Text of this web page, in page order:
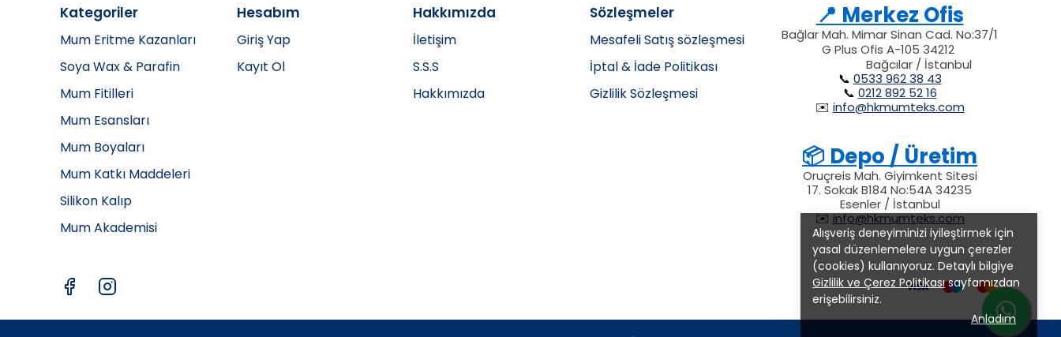
Alışveriş deneyiminizi iyileştirmek için
yasal düzenlemelere uygun çerezler
(cookies) kullanıyoruz. Detaylı bilgiye
Gizlilik ve Çerez Politikasısayfamızdan
erişebilirsiniz.
Anladım
Kategoriler
Mum Eritme Kazanları
Soya Wax & Parafin
Mum Fitilleri
Mum Esansları
Mum Boyaları
Mum Katkı Maddeleri
Silikon Kalıp
Mum Akademisi
Hesabım
Giriş Yap
Kayıt Ol
Hakkımızda
İletişim
S.S.S
Hakkımızda
Sözleşmeler
Mesafeli Satış sözleşmesi
İptal & İade Politikası
Gizlilik Sözleşmesi
📍 Merkez Ofis
Bağlar Mah. Mimar Sinan Cad. No:37/1
G Plus Ofis A-105 34212
Bağcılar / İstanbul
📞 0533 962 38 43
📞 0212 892 52 16
✉️ info@hkmumteks.com
📦 Depo / Üretim
Oruçreis Mah. Giyimkent Sitesi
17. Sokak B184 No:54A 34235
Esenler / İstanbul
✉️info@hkmumteks.com